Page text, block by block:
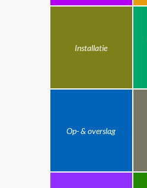
Installatie
Op- & overslag